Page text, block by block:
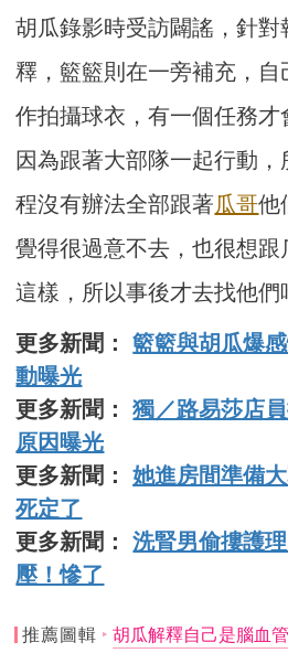
胡瓜錄影時受訪闢謠，針
釋，籃籃則在一旁補充，自
作拍攝球衣，有一個任務才
因為跟著大部隊一起行動
程沒有辦法全部跟著瓜哥他
覺得很過意不去，也很想
這樣，所以事後才去找他們
更多新聞：籃籃與胡瓜爆
動曝光
更多新聞：獨／路易莎店
原因曝光
更多新聞：她進房間準備
死定了
更多新聞：洗腎男偷摟護
壓！慘了
推薦圖輯 胡瓜解釋自己是腦血